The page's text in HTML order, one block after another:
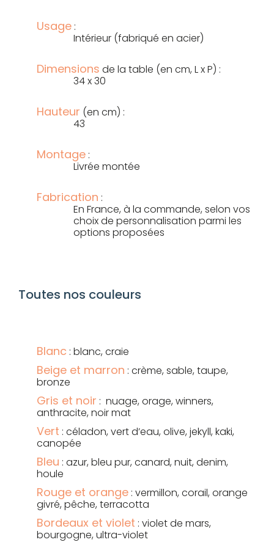
Usage :
Intérieur (fabriqué en acier)
Dimensions de la table (en cm, L x P) :
34 x 30
Hauteur (en cm) :
43
Montage :
Livrée montée
Fabrication :
En France, à la commande, selon vos
choix de personnalisation parmi les
options proposées
Toutes nos couleurs
Blanc : blanc, craie
Beige et marron : crème, sable, taupe,
bronze
Gris et noir : nuage, orage, winners,
anthracite, noir mat
Vert : céladon, vert d’eau, olive, jekyll, kaki,
canopée
Bleu : azur, bleu pur, canard, nuit, denim,
houle
Rouge et orange : vermillon, corail, orange
givré, pêche, terracotta
Bordeaux et violet : violet de mars,
bourgogne, ultra-violet